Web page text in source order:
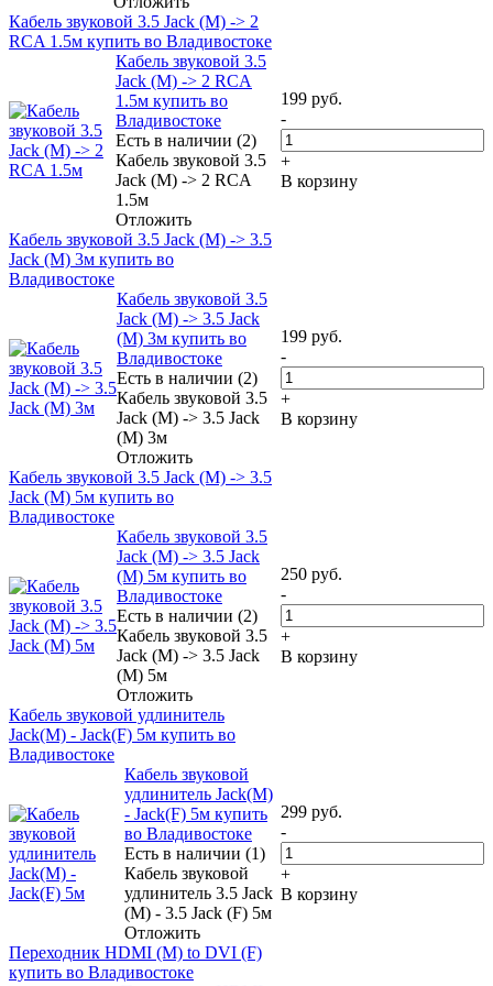
Кабель звуковой 3.5 Jack (M) -> 2
RCA 1.5м купить во Владивостоке
Кабель звуковой 3.5
Jack (M) -> 2 RCA
1.5м купить во
Владивостоке
Есть в наличии (2)
Кабель звуковой 3.5
Jack (M) -> 2 RCA
1.5м
Отложить
199 руб.
-
+
В корзину
Кабель звуковой 3.5 Jack (M) -> 3.5
Jack (M) 3м купить во
Владивостоке
Кабель звуковой 3.5
Jack (M) -> 3.5 Jack
(M) 3м купить во
Владивостоке
Есть в наличии (2)
Кабель звуковой 3.5
Jack (M) -> 3.5 Jack
(M) 3м
Отложить
199 руб.
-
+
В корзину
Кабель звуковой 3.5 Jack (M) -> 3.5
Jack (M) 5м купить во
Владивостоке
Кабель звуковой 3.5
Jack (M) -> 3.5 Jack
(M) 5м купить во
Владивостоке
Есть в наличии (2)
Кабель звуковой 3.5
Jack (M) -> 3.5 Jack
(M) 5м
Отложить
250 руб.
-
+
В корзину
Кабель звуковой удлинитель
Jack(M) - Jack(F) 5м купить во
Владивостоке
Кабель звуковой
удлинитель Jack(M)
- Jack(F) 5м купить
во Владивостоке
Есть в наличии (1)
Кабель звуковой
удлинитель 3.5 Jack
(M) - 3.5 Jack (F) 5м
Отложить
299 руб.
-
+
В корзину
Переходник HDMI (M) to DVI (F)
купить во Владивостоке